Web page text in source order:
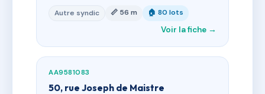
Autre syndic 📏 56 m 🏠 80 lots
Voir la fiche →
AA9581083
50, rue Joseph de Maistre